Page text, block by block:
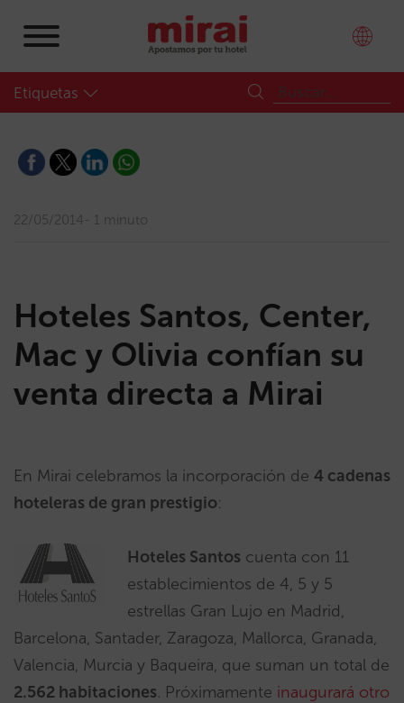
Etiquetas
22/05/2014 1 minuto
Hoteles Santos, Center,
Mac y Olivia confían su
venta directa a Mirai
En Mirai celebramos la incorporación de 4 cadenas
hoteleras de gran prestigio:
Hoteles Santos cuenta con 11
establecimientos de 4, 5 y 5
estrellas Gran Lujo en Madrid,
Barcelona, Santader, Zaragoza, Mallorca, Granada,
Valencia, Murcia y Baqueira, que suman un total de
2.562 habitaciones. Próximamente inaugurará otro